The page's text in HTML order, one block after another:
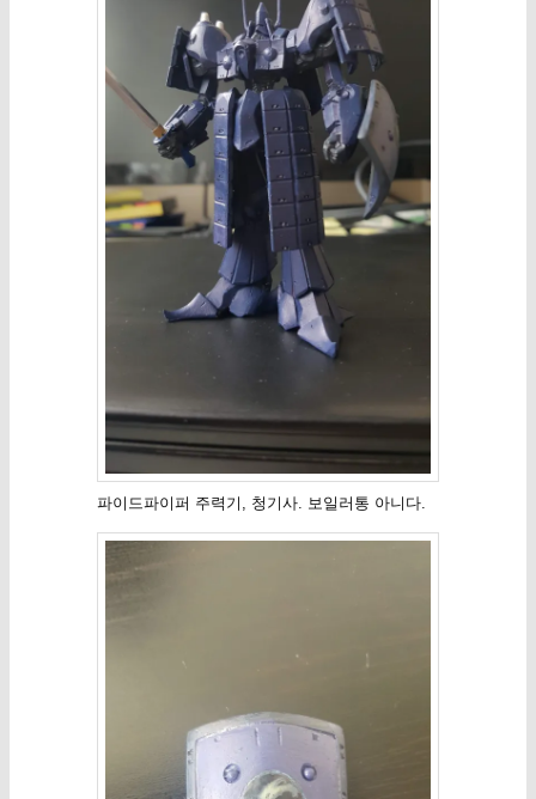
파이드파이퍼 주력기, 청기사. 보일러통 아니다.